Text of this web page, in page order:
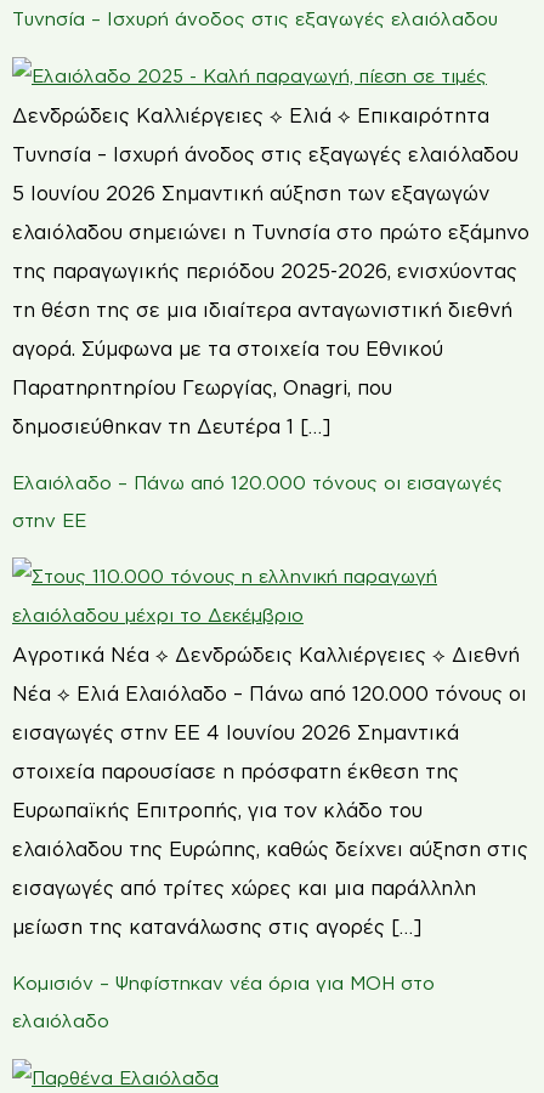
Τυνησία – Ισχυρή άνοδος στις εξαγωγές ελαιόλαδου
Δενδρώδεις Καλλιέργειες ⟡ Ελιά ⟡ Επικαιρότητα
Τυνησία – Ισχυρή άνοδος στις εξαγωγές ελαιόλαδου
5 Ιουνίου 2026 Σημαντική αύξηση των εξαγωγών
ελαιόλαδου σημειώνει η Τυνησία στο πρώτο εξάμηνο
της παραγωγικής περιόδου 2025-2026, ενισχύοντας
τη θέση της σε μια ιδιαίτερα ανταγωνιστική διεθνή
αγορά. Σύμφωνα με τα στοιχεία του Εθνικού
Παρατηρητηρίου Γεωργίας, Onagri, που
δημοσιεύθηκαν τη Δευτέρα 1 […]
Ελαιόλαδο – Πάνω από 120.000 τόνους οι εισαγωγές
στην ΕΕ
Αγροτικά Νέα ⟡ Δενδρώδεις Καλλιέργειες ⟡ Διεθνή
Νέα ⟡ Ελιά Ελαιόλαδο – Πάνω από 120.000 τόνους οι
εισαγωγές στην ΕΕ 4 Ιουνίου 2026 Σημαντικά
στοιχεία παρουσίασε η πρόσφατη έκθεση της
Ευρωπαϊκής Επιτροπής, για τον κλάδο του
ελαιόλαδου της Ευρώπης, καθώς δείχνει αύξηση στις
εισαγωγές από τρίτες χώρες και μια παράλληλη
μείωση της κατανάλωσης στις αγορές […]
Κομισιόν – Ψηφίστηκαν νέα όρια για MOH στο
ελαιόλαδο